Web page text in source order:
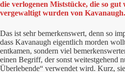
die verlogenen Miststücke, die so
vergewaltigt wurden von Kavanaugh.
Das ist sehr bemerkenswert, denn so
dass Kavanaugh eigentlich morden
entkamen, sondern viel
einen Begriff, der sonst weitestgehend
Überlebende“ verwendet wird. Kurz,